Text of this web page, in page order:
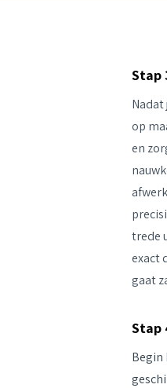
Stap
op
en
trede
exact
gaat
Stap
Begin